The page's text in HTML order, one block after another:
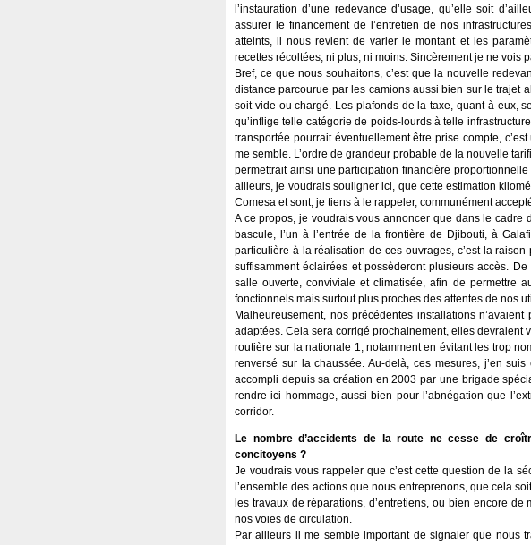
l’instauration d’une redevance d’usage, qu’elle soit
assurer le financement de l’entretien de nos
atteints, il nous revient de varier le montant et les
recettes récoltées, ni plus, ni moins. Sincèrement je ne vois
Bref, ce que nous souhaitons, c’est que la nouvelle
distance parcourue par les camions aussi bien sur le trajet
soit vide ou chargé. Les plafonds de la taxe, quant à eux,
qu’inflige telle catégorie de poids-lourds à telle
transportée pourrait éventuellement être prise compte,
me semble. L’ordre de grandeur probable de la nouvelle
permettrait ainsi une participation financière
ailleurs, je voudrais souligner ici, que cette estimation
Comesa et sont, je tiens à le rappeler, communément
A ce propos, je voudrais vous annoncer que dans le
bascule, l’un à l’entrée de la frontière de Djibouti, à
particulière à la réalisation de ces ouvrages, c’est la
suffisamment éclairées et possèderont plusieurs accès.
salle ouverte, conviviale et climatisée, afin de permettre
fonctionnels mais surtout plus proches des attentes de nos
Malheureusement, nos précédentes installations
adaptées. Cela sera corrigé prochainement, elles devraient
routière sur la nationale 1, notamment en évitant les trop
renversé sur la chaussée. Au-delà, ces mesures, j’en
accompli depuis sa création en 2003 par une brigade
rendre ici hommage, aussi bien pour l’abnégation que
corridor.
Le nombre d’accidents de la route ne cesse de
concitoyens ?
Je voudrais vous rappeler que c’est cette question de la
l’ensemble des actions que nous entreprenons, que cela
les travaux de réparations, d’entretiens, ou bien encore
nos voies de circulation.
Par ailleurs il me semble important de signaler que nous